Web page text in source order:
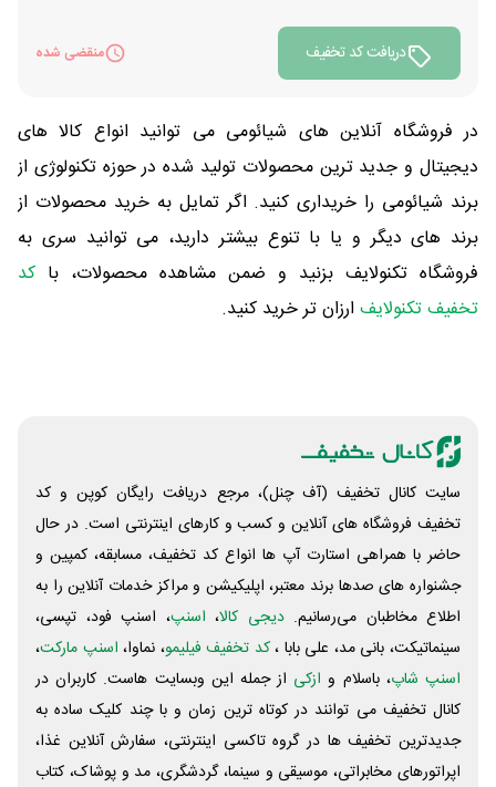
دریافت کد تخفیف منقضی شده
در فروشگاه آنلاین های شیائومی می توانید انواع کالا های
دیجیتال و جدید ترین محصولات تولید شده در حوزه تکنولوژی از
برند شیائومی را خریداری کنید. اگر تمایل به خرید محصولات از
برند های دیگر و یا با تنوع بیشتر دارید، می توانید سری به
فروشگاه تکنولایف بزنید و ضمن مشاهده محصولات، با کد
تخفیف تکنولایف ارزان تر خرید کنید.
سایت کانال تخفیف (آف چنل)، مرجع دریافت رایگان کوپن و کد
تخفیف فروشگاه های آنلاین و کسب و‌ کارهای اینترنتی است. در حال
حاضر با همراهی استارت آپ ها انواع کد تخفیف، مسابقه، کمپین و
جشنواره های صدها برند معتبر، اپلیکیشن و مراکز خدمات آنلاین را به
اطلاع مخاطبان می‌رسانیم. دیجی کالا، اسنپ، اسنپ فود، تپسی،
سینماتیکت، بانی مد، علی‌ بابا ،کد تخفیف فیلیمو، نماوا، اسنپ مارکت،
اسنپ شاپ، باسلام و ازکی از جمله این وبسایت ‌هاست. کاربران در
کانال تخفیف می توانند در کوتاه ترین زمان و با چند کلیک ساده به
جدیدترین تخفیف ها در گروه تاکسی اینترنتی، سفارش آنلاین غذا،
اپراتورهای مخابراتی، موسیقی و سینما، گردشگری، مد و پوشاک، کتاب